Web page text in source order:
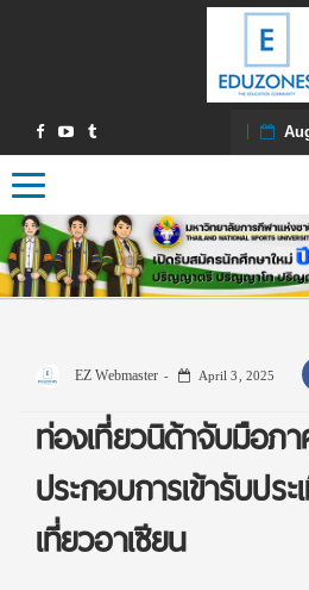
Toggle navigation
EZ Webmaster April 3, 2025
ท่องเที่ยวนิด้าจับมือภ
ประกอบการเข้ารับปร
เที่ยวอาเซียน